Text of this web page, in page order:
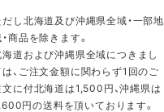
だし北海道及び沖縄県全域・一部地
商品を除きます。
海道および沖縄県全域につきまし
は、ご注文金額に関わらず1回のご
文に付北海道は1,500円、沖縄県は
円の送料を頂いております。